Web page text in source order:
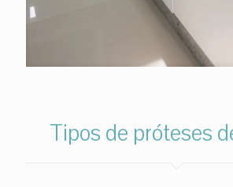
Tipos de próteses